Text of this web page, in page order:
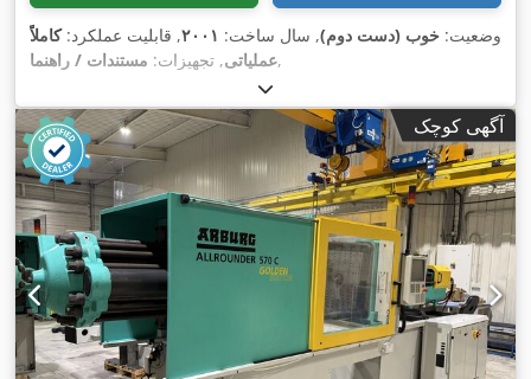
وضعیت: خوب (دست دوم), سال ساخت: ۲۰۰۱, قابلیت عملکرد:کاملاً
عملیاتی, تجهیزات: مستندات / راهنما ,
آگهی کوچک